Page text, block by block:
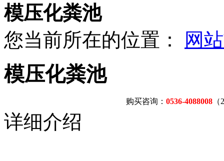
模压化粪池
您当前所在的位置：
网
模压化粪池
购买咨询： 0536-4088008
详细介绍